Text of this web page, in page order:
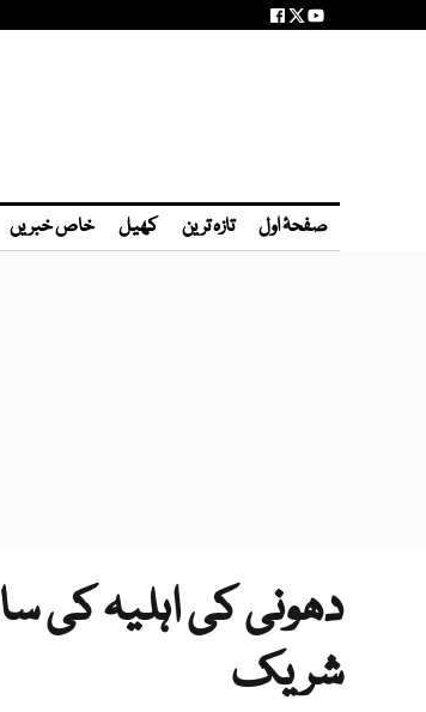
صفحۂ اول تازہ ترین کھیل خاص خبریں
دھونی کی اہلیہ کی
شریک